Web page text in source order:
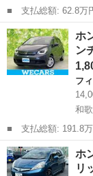
■ 支払総額: 62.8万円 ■ 車両本体価格： 523,000 円 ■ メーカー
名： ホンダ ■ 車
名： ハイブリッド
ｏｔｈ接続／ＥＴ...
和歌山 和歌山市
ホ
ン
フ
和
■ 支払総額: 191.8万円 ■ 車両本体価格： 1,809,000 円 ■ メーカ
ー名： ホンダ ■
保証書／純正 ８イ
止支援シ...
和歌山 和歌山市
ホ
リ